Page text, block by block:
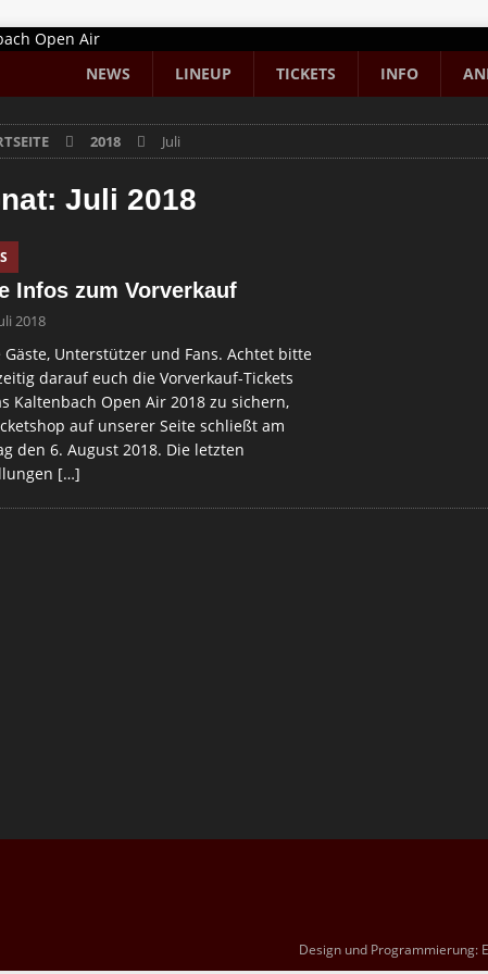
NEWS LINEUP TICKETS INFO
2018 Juli
Juli 2018
Infos zum Vorverkauf
2018
Gäste, Unterstützer und Fans. Achtet bitte
darauf euch die Vorverkauf-Tickets
Kaltenbach Open Air 2018 zu sichern,
auf unserer Seite schließt am
den 6. August 2018. Die letzten
[…]
Design und Programmierung: